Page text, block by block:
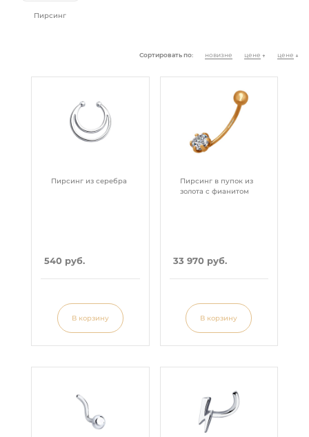
Пирсинг
Сортировать по: новизне цене ↑ цене ↓
Пирсинг из серебра
540 руб.
В корзину
Пирсинг в пупок из
золота с фианитом
33 970 руб.
В корзину